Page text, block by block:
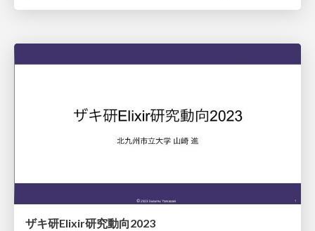
ザキ研Elixir研究動向2023